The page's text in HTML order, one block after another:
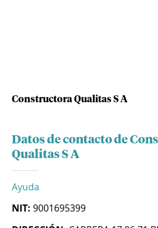
Constructora Qualitas S A
Datos de contacto de
Qualitas S A
Ayuda
NIT: 9001695399